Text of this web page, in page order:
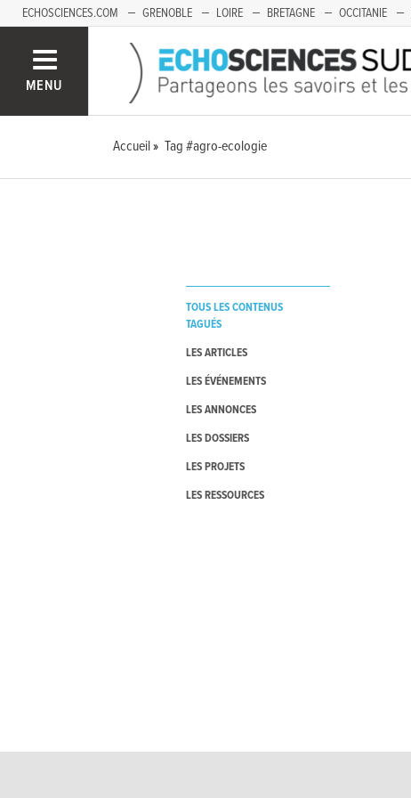
ECHOSCIENCES.COM GRENOBLE LOIRE BRETAGNE OCCITANIE
MENU
Accueil Tag #agro-ecologie
TOUS LES CONTENUS
TAGUÉS
LES ARTICLES
LES ÉVÉNEMENTS
LES ANNONCES
LES DOSSIERS
LES PROJETS
LES RESSOURCES